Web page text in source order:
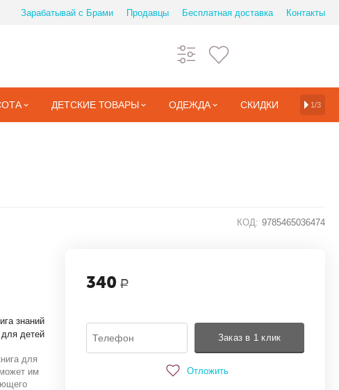
Зарабатывай с Брами Продавцы Бесплатная доставка Контакты
ДЕТСКИЕ ТОВАРЫ ОДЕЖДА СКИДКИ 1/3
КОД: 9785465036474
знаний
для детей
для
им
340 Р
Заказ в 1 клик
Отложить